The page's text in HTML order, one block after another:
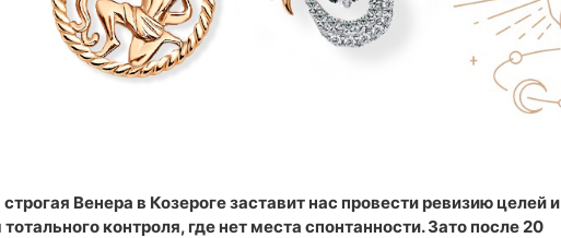
Венера в Козероге заставит нас провести ревизию целей и
контроля, где нет места спонтанности. Зато после 20